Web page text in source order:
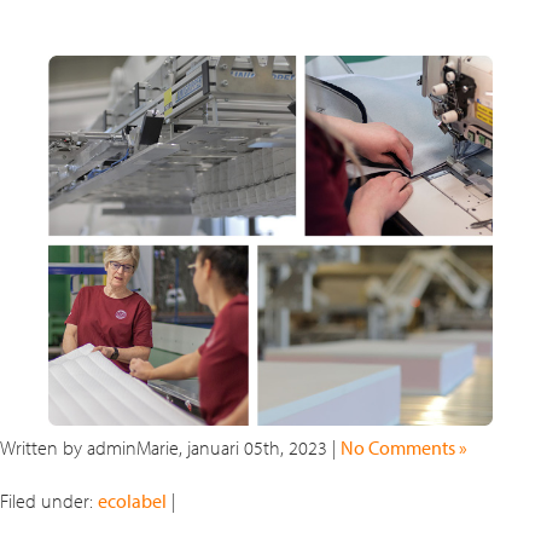
Written by adminMarie, januari 05th, 2023 | No Comments »
Filed under: ecolabel |